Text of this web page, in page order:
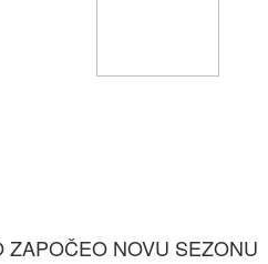
NOVU SEZONU